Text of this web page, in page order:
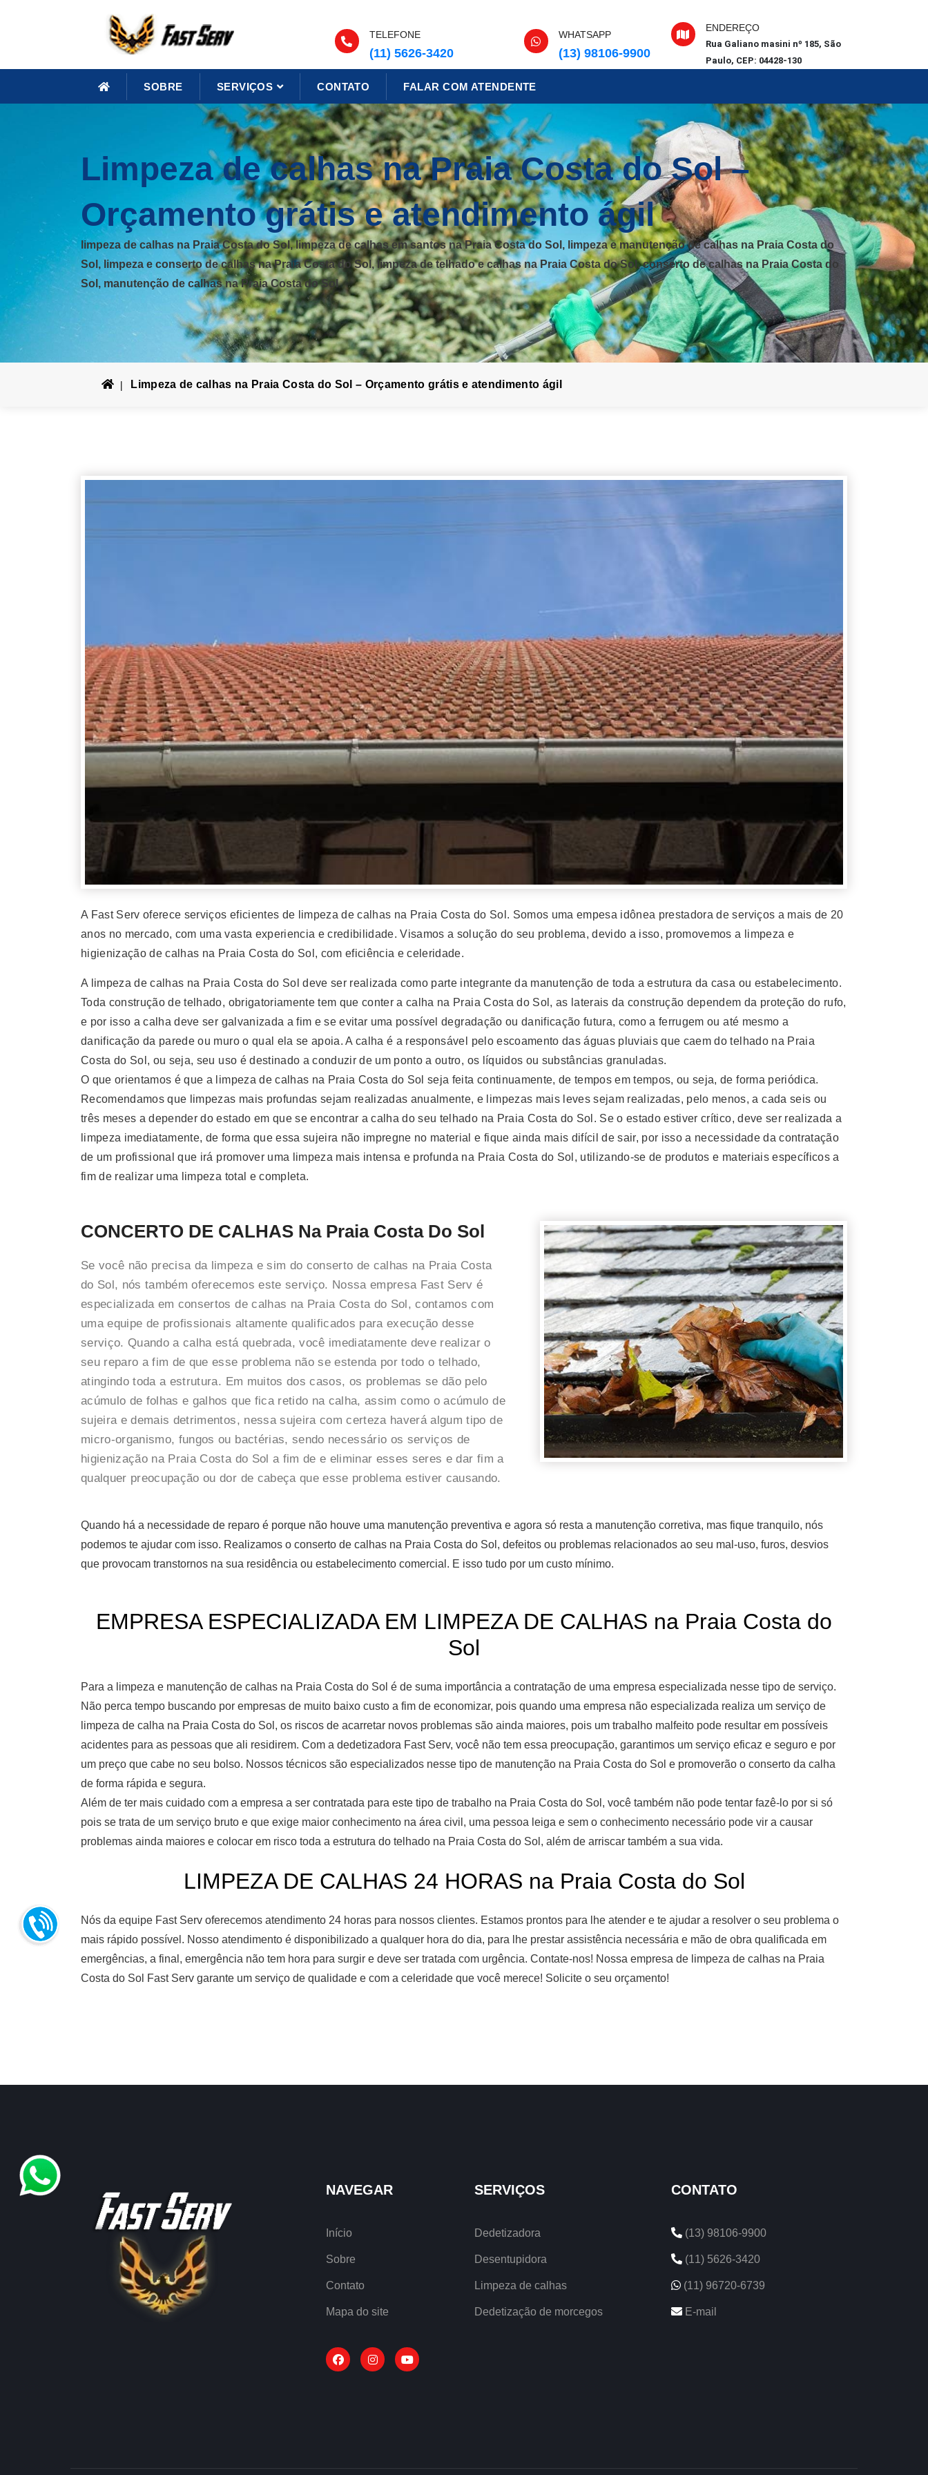
TELEFONE
(11) 5626-3420
WHATSAPP
(13) 98106-9900
ENDEREÇO
Rua Galiano masini nº 185, São
Paulo, CEP: 04428-130
SOBRE SERVIÇOS CONTATO FALAR COM ATENDENTE
Limpeza de calhas na Praia Costa do Sol –
Orçamento grátis e atendimento ágil
limpeza de calhas na Praia Costa do Sol, limpeza de calhas em santos na Praia Costa do Sol, limpeza e manutenção de calhas na Praia Costa do
Sol, limpeza e conserto de calhas na Praia Costa do Sol, limpeza de telhado e calhas na Praia Costa do Sol, conserto de calhas na Praia Costa do
Sol, manutenção de calhas na Praia Costa do Sol
Limpeza de calhas na Praia Costa do Sol – Orçamento grátis e atendimento ágil
A Fast Serv oferece serviços eficientes de limpeza de calhas na Praia Costa do Sol. Somos uma empesa idônea prestadora de serviços a mais de 20
anos no mercado, com uma vasta experiencia e credibilidade. Visamos a solução do seu problema, devido a isso, promovemos a limpeza e
higienização de calhas na Praia Costa do Sol, com eficiência e celeridade.
A limpeza de calhas na Praia Costa do Sol deve ser realizada como parte integrante da manutenção de toda a estrutura da casa ou estabelecimento.
Toda construção de telhado, obrigatoriamente tem que conter a calha na Praia Costa do Sol, as laterais da construção dependem da proteção do rufo,
e por isso a calha deve ser galvanizada a fim e se evitar uma possível degradação ou danificação futura, como a ferrugem ou até mesmo a
danificação da parede ou muro o qual ela se apoia. A calha é a responsável pelo escoamento das águas pluviais que caem do telhado na Praia
Costa do Sol, ou seja, seu uso é destinado a conduzir de um ponto a outro, os líquidos ou substâncias granuladas.
O que orientamos é que a limpeza de calhas na Praia Costa do Sol seja feita continuamente, de tempos em tempos, ou seja, de forma periódica.
Recomendamos que limpezas mais profundas sejam realizadas anualmente, e limpezas mais leves sejam realizadas, pelo menos, a cada seis ou
três meses a depender do estado em que se encontrar a calha do seu telhado na Praia Costa do Sol. Se o estado estiver crítico, deve ser realizada a
limpeza imediatamente, de forma que essa sujeira não impregne no material e fique ainda mais difícil de sair, por isso a necessidade da contratação
de um profissional que irá promover uma limpeza mais intensa e profunda na Praia Costa do Sol, utilizando-se de produtos e materiais específicos a
fim de realizar uma limpeza total e completa.
CONCERTO DE CALHAS Na Praia Costa Do Sol
Se você não precisa da limpeza e sim do conserto de calhas na Praia Costa
do Sol, nós também oferecemos este serviço. Nossa empresa Fast Serv é
especializada em consertos de calhas na Praia Costa do Sol, contamos com
uma equipe de profissionais altamente qualificados para execução desse
serviço. Quando a calha está quebrada, você imediatamente deve realizar o
seu reparo a fim de que esse problema não se estenda por todo o telhado,
atingindo toda a estrutura. Em muitos dos casos, os problemas se dão pelo
acúmulo de folhas e galhos que fica retido na calha, assim como o acúmulo de
sujeira e demais detrimentos, nessa sujeira com certeza haverá algum tipo de
micro-organismo, fungos ou bactérias, sendo necessário os serviços de
higienização na Praia Costa do Sol a fim de e eliminar esses seres e dar fim a
qualquer preocupação ou dor de cabeça que esse problema estiver causando.
Quando há a necessidade de reparo é porque não houve uma manutenção preventiva e agora só resta a manutenção corretiva, mas fique tranquilo, nós
podemos te ajudar com isso. Realizamos o conserto de calhas na Praia Costa do Sol, defeitos ou problemas relacionados ao seu mal-uso, furos, desvios
que provocam transtornos na sua residência ou estabelecimento comercial. E isso tudo por um custo mínimo.
EMPRESA ESPECIALIZADA EM LIMPEZA DE CALHAS na Praia Costa do
Sol
Para a limpeza e manutenção de calhas na Praia Costa do Sol é de suma importância a contratação de uma empresa especializada nesse tipo de serviço.
Não perca tempo buscando por empresas de muito baixo custo a fim de economizar, pois quando uma empresa não especializada realiza um serviço de
limpeza de calha na Praia Costa do Sol, os riscos de acarretar novos problemas são ainda maiores, pois um trabalho malfeito pode resultar em possíveis
acidentes para as pessoas que ali residirem. Com a dedetizadora Fast Serv, você não tem essa preocupação, garantimos um serviço eficaz e seguro e por
um preço que cabe no seu bolso. Nossos técnicos são especializados nesse tipo de manutenção na Praia Costa do Sol e promoverão o conserto da calha
de forma rápida e segura.
Além de ter mais cuidado com a empresa a ser contratada para este tipo de trabalho na Praia Costa do Sol, você também não pode tentar fazê-lo por si só
pois se trata de um serviço bruto e que exige maior conhecimento na área civil, uma pessoa leiga e sem o conhecimento necessário pode vir a causar
problemas ainda maiores e colocar em risco toda a estrutura do telhado na Praia Costa do Sol, além de arriscar também a sua vida.
LIMPEZA DE CALHAS 24 HORAS na Praia Costa do Sol
Nós da equipe Fast Serv oferecemos atendimento 24 horas para nossos clientes. Estamos prontos para lhe atender e te ajudar a resolver o seu problema o
mais rápido possível. Nosso atendimento é disponibilizado a qualquer hora do dia, para lhe prestar assistência necessária e mão de obra qualificada em
emergências, a final, emergência não tem hora para surgir e deve ser tratada com urgência. Contate-nos! Nossa empresa de limpeza de calhas na Praia
Costa do Sol Fast Serv garante um serviço de qualidade e com a celeridade que você merece! Solicite o seu orçamento!
NAVEGAR
Início
Sobre
Contato
Mapa do site
SERVIÇOS
Dedetizadora
Desentupidora
Limpeza de calhas
Dedetização de morcegos
CONTATO
(13) 98106-9900
(11) 5626-3420
(11) 96720-6739
E-mail